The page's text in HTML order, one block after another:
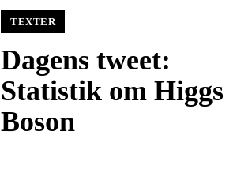
TEXTER
Dagens tweet:
Statistik om Higgs
Boson